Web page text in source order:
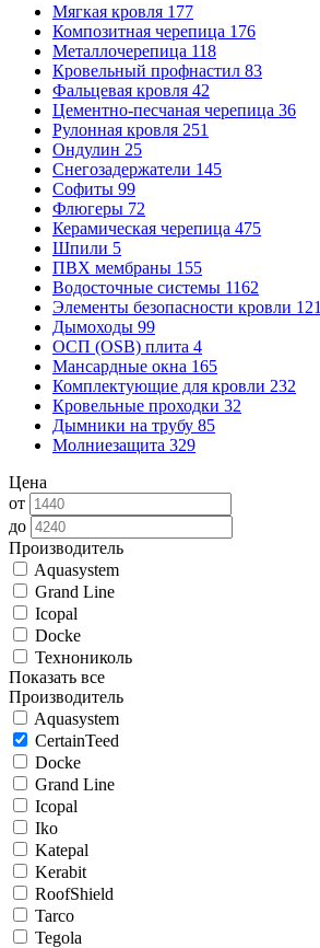
Мягкая кровля 177
Композитная черепица 176
Металлочерепица 118
Кровельный профнастил 83
Фальцевая кровля 42
Цементно-песчаная черепица 36
Рулонная кровля 251
Ондулин 25
Снегозадержатели 145
Софиты 99
Флюгеры 72
Керамическая черепица 475
Шпили 5
ПВХ мембраны 155
Водосточные системы 1162
Элементы безопасности кровли 121
Дымоходы 99
ОСП (OSB) плита 4
Мансардные окна 165
Комплектующие для кровли 232
Кровельные проходки 32
Дымники на трубу 85
Молниезащита 329
Цена
от
до
Производитель
Aquasystem
Grand Line
Icopal
Docke
Технониколь
Показать все
Производитель
Aquasystem
CertainTeed
Docke
Grand Line
Icopal
Iko
Katepal
Kerabit
RoofShield
Tarco
Tegola